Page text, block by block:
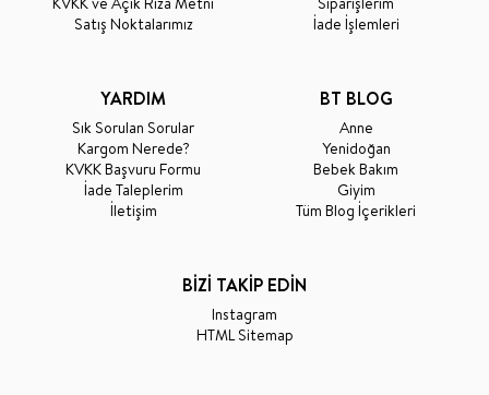
Satış Noktalarımız
İade İşlemleri
YARDIM
Sık Sorulan Sorular
Kargom Nerede?
KVKK Başvuru Formu
İade Taleplerim
İletişim
BT BLOG
Anne
Yenidoğan
Bebek Bakım
Giyim
Tüm Blog İçerikleri
BİZİ TAKİP EDİN
Instagram
HTML Sitemap